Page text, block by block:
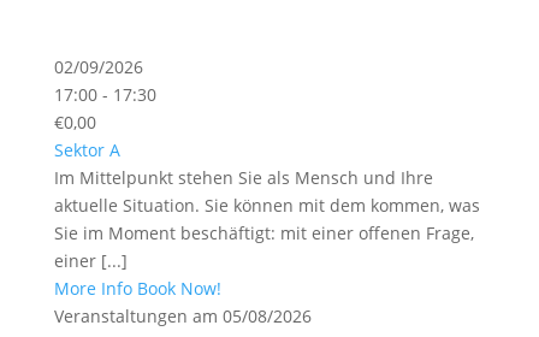
02/09/2026
17:00 - 17:30
€0,00
Sektor A
Im Mittelpunkt stehen Sie als Mensch und Ihre
aktuelle Situation. Sie können mit dem kommen, was
Sie im Moment beschäftigt: mit einer offenen Frage,
einer [...]
More Info Book Now!
Veranstaltungen am 05/08/2026